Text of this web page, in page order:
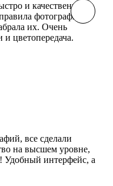
и качественно
фотографии, и
их. Очень
и цветопередача.
все сделали
на высшем уровне,
Удобный интерфейс, а